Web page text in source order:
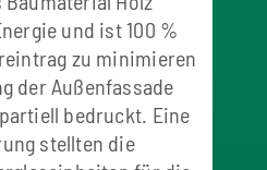
und ist 100 %
zu minimieren
der Außenfassade
bedruckt. Eine
stellten die